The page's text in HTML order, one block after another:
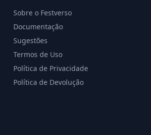
Sobre o Festverso
Documentação
Sugestões
Termos de Uso
Política de Privacidade
Política de Devolução